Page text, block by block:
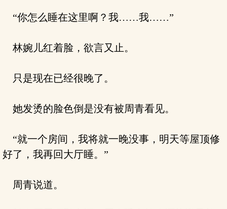
“你怎么睡在这里啊？我……我……”
林婉儿红着脸，欲言又止。
只是现在已经很晚了。
她发烫的脸色倒是没有被周青看见。
“就一个房间，我将就一晚没事，明天等屋顶修
好了，我再回大厅睡。”
周青说道。